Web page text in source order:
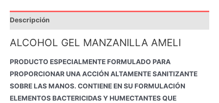
Dispensador
cantidad
Descripción
ALCOHOL GEL MANZANILLA AMELI
PRODUCTO ESPECIALMENTE FORMULADO PARA
PROPORCIONAR UNA ACCIÓN ALTAMENTE SANITIZANTE
SOBRE LAS MANOS. CONTIENE EN SU FORMULACIÓN
ELEMENTOS BACTERICIDAS Y HUMECTANTES QUE